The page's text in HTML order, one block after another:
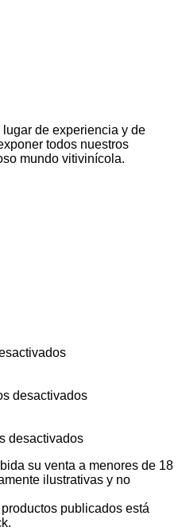
de experiencia y de
todos nuestros
mundo vitivinícola.
en
desactivadosen
desactivadosen
su venta a menores de 18
ilustrativas y no
publicados está